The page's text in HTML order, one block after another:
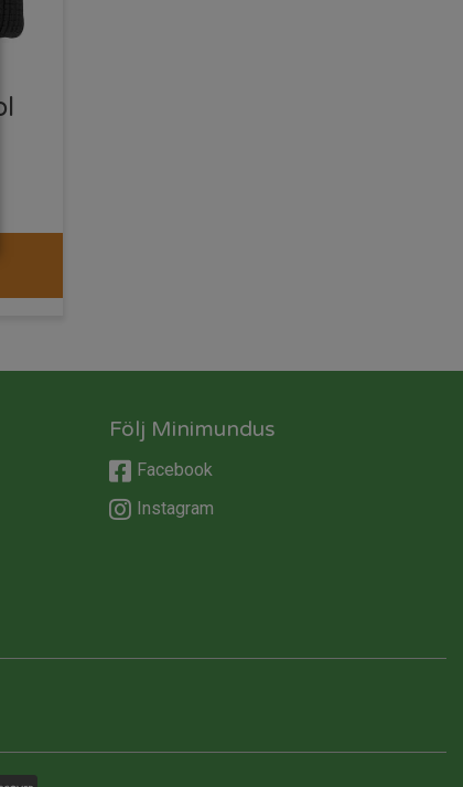
Följ Minimundus
Facebook
Instagram